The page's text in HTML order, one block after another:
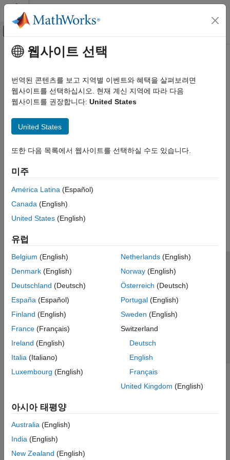
콘텐츠로 바로 가기
오프캔버스 탐색 메뉴 토글
문서 홈
주요 콘텐츠
웹사이트 선택
번역된 콘텐츠를 보고 지역별 이벤트와 혜택을 살펴보려면
웹사이트를 선택하십시오. 현재 계신 지역에 따라 다음
웹사이트를 권장합니다: United States
United States
또한 다음 목록에서 웹사이트를 선택하실 수도 있습니다.
미주
América Latina (Español)
Canada (English)
United States (English)
유럽
Belgium (English)
Denmark (English)
Deutschland (Deutsch)
España (Español)
Finland (English)
France (Français)
Ireland (English)
Italia (Italiano)
Luxembourg (English)
Netherlands(English)
Norway(English)
Österreich (Deutsch)
Portugal(English)
Sweden (English)
Switzerland
Deutsch
English
Français
United Kingdom (English)
아시아 태평양
Australia (English)
India (English)
New Zealand (English)
신뢰 센터 등록 상표 개인정보 취급방침
불법 복제 방지
애플리케이션 상태
© 1994-2026 The MathWorks, Inc.